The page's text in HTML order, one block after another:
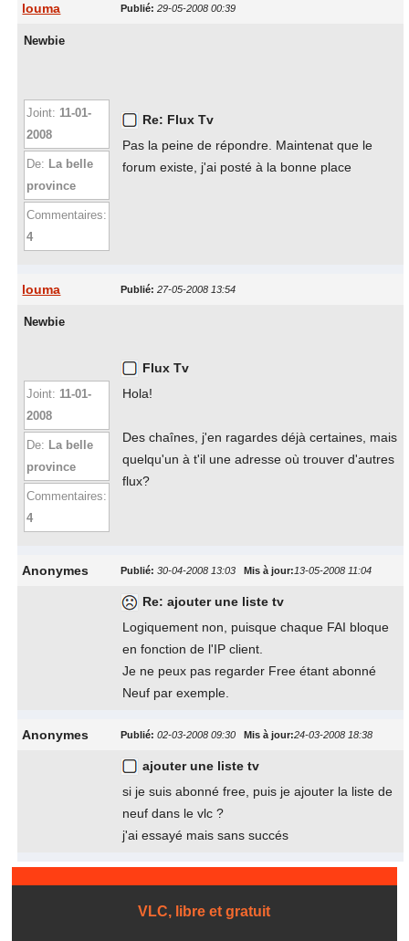
louma Publié: 29-05-2008 00:39
Newbie
Joint: 11-01-
2008
De: La belle
province
Commentaires:
4
Re: Flux Tv
Pas la peine de répondre. Maintenat que le
forum existe, j'ai posté à la bonne place
louma Publié: 27-05-2008 13:54
Newbie
Joint: 11-01-
2008
De: La belle
province
Commentaires:
4
Flux Tv
Hola!
Des chaînes, j'en ragardes déjà certaines, mais
quelqu'un à t'il une adresse où trouver d'autres
flux?
Anonymes Publié: 30-04-2008 13:03Mis à jour:13-05-2008 11:04
Re: ajouter une liste tv
Logiquement non, puisque chaque FAI bloque
en fonction de l'IP client.
Je ne peux pas regarder Free étant abonné
Neuf par exemple.
Anonymes Publié: 02-03-2008 09:30Mis à jour:24-03-2008 18:38
ajouter une liste tv
si je suis abonné free, puis je ajouter la liste de
neuf dans le vlc ?
j'ai essayé mais sans succés
VLC, libre et gratuit